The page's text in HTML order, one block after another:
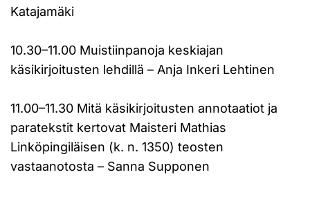
Katajamäki
10.30–11.00 Muistiinpanoja keskiajan
käsikirjoitusten lehdillä – Anja Inkeri Lehtinen
11.00–11.30 Mitä käsikirjoitusten annotaatiot ja
paratekstit kertovat Maisteri Mathias
Linköpingiläisen (k. n. 1350) teosten
vastaanotosta – Sanna Supponen